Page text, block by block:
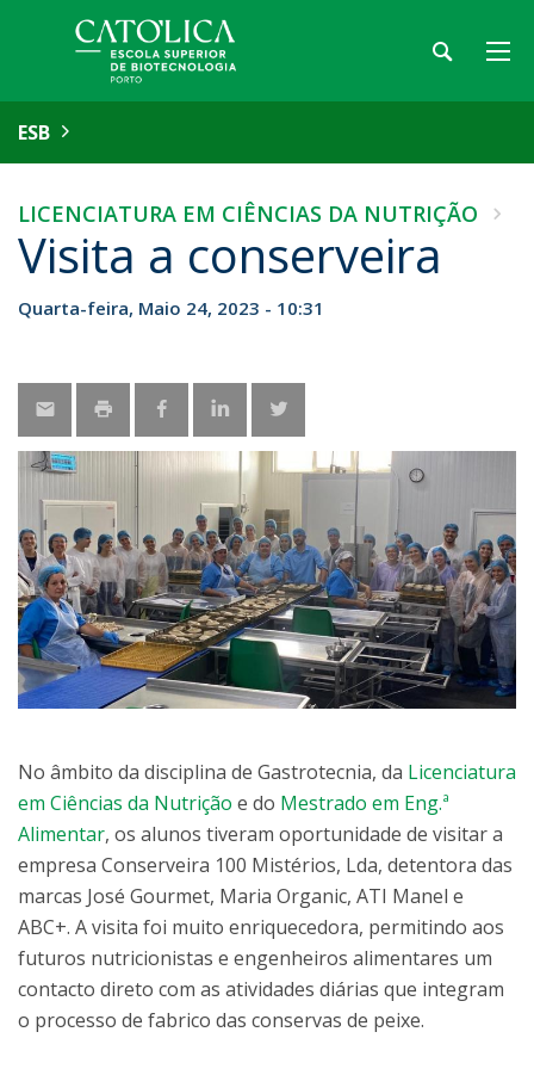
ESB
LICENCIATURA EM CIÊNCIAS DA NUTRIÇÃO
Visita a conserveira
Quarta-feira, Maio 24, 2023 - 10:31
No âmbito da disciplina de Gastrotecnia, da Licenciatura
em Ciências da Nutrição e do Mestrado em Eng.ª
Alimentar, os alunos tiveram oportunidade de visitar a
empresa Conserveira 100 Mistérios, Lda, detentora das
marcas José Gourmet, Maria Organic, ATI Manel e
ABC+. A visita foi muito enriquecedora, permitindo aos
futuros nutricionistas e engenheiros alimentares um
contacto direto com as atividades diárias que integram
o processo de fabrico das conservas de peixe.